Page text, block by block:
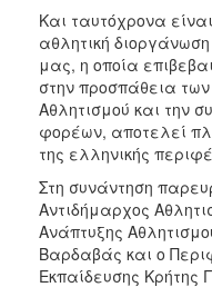
Και ταυτόχρονα
αθλητική
μας, η οποία
στην προσπάθεια
Αθλητισμού και την
φορέων, αποτελεί
της ελληνικής
Στη συνάντηση
Αντιδήμαρχος
Ανάπτυξης
Βαρδαβάς και ο
Εκπαίδευσης Κρήτης